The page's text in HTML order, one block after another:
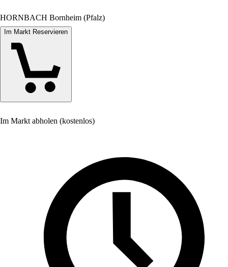
HORNBACH Bornheim (Pfalz)
Im Markt Reservieren
Im Markt abholen (kostenlos)